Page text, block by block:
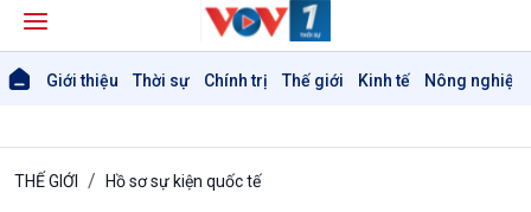
Giới thiệu Thời sự Chính trị Thế giới Kinh tế Nông nghiệp
THẾ GIỚI Hồ sơ sự kiện quốc tế